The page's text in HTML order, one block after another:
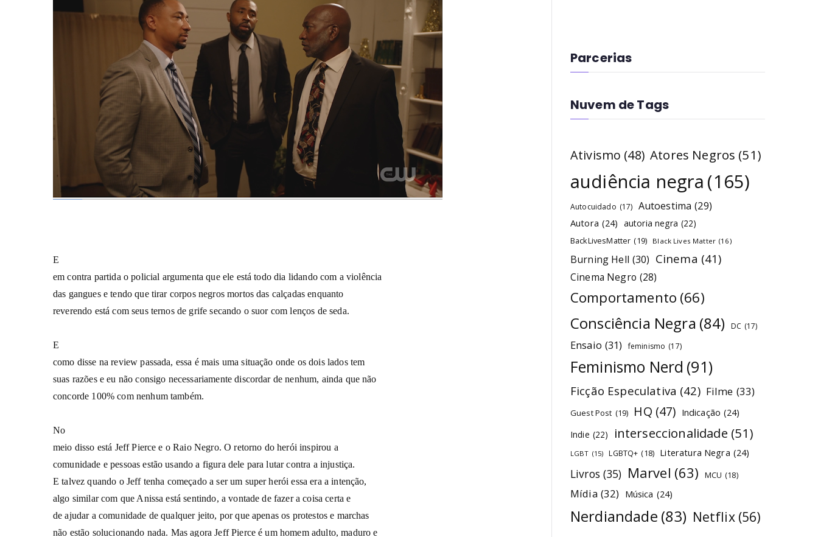
E
em contra partida o policial argumenta que ele está todo dia lidando com a violência
das gangues e tendo que tirar corpos negros mortos das calçadas enquanto
reverendo está com seus ternos de grife secando o suor com lenços de seda.
E
como disse na review passada, essa é mais uma situação onde os dois lados tem
suas razões e eu não consigo necessariamente discordar de nenhum, ainda que não
concorde 100% com nenhum também.
No
meio disso está Jeff Pierce e o Raio Negro. O retorno do herói inspirou a
comunidade e pessoas estão usando a figura dele para lutar contra a injustiça.
E talvez quando o Jeff tenha começado a ser um super herói essa era a intenção,
algo similar com que Anissa está sentindo, a vontade de fazer a coisa certa e
de ajudar a comunidade de qualquer jeito, por que apenas os protestos e marchas
não estão solucionando nada. Mas agora Jeff Pierce é um homem adulto, maduro e
Parcerias
Nuvem de Tags
Ativismo (48) Atores Negros (51)
audiência negra (165)
Autocuidado (17) Autoestima (29)
Autora (24) autoria negra (22)
BackLivesMatter (19) Black Lives Matter (16)
Burning Hell (30) Cinema (41)
Cinema Negro (28)
Comportamento (66)
Consciência Negra (84) DC (17)
Ensaio (31) feminismo (17)
Feminismo Nerd (91)
Ficção Especulativa (42) Filme (33)
Guest Post (19) HQ (47) Indicação (24)
Indie (22) interseccionalidade (51)
LGBT (15) LGBTQ+ (18) Literatura Negra (24)
Livros (35) Marvel (63) MCU (18)
Mídia (32) Música (24)
Nerdiandade (83) Netflix (56)